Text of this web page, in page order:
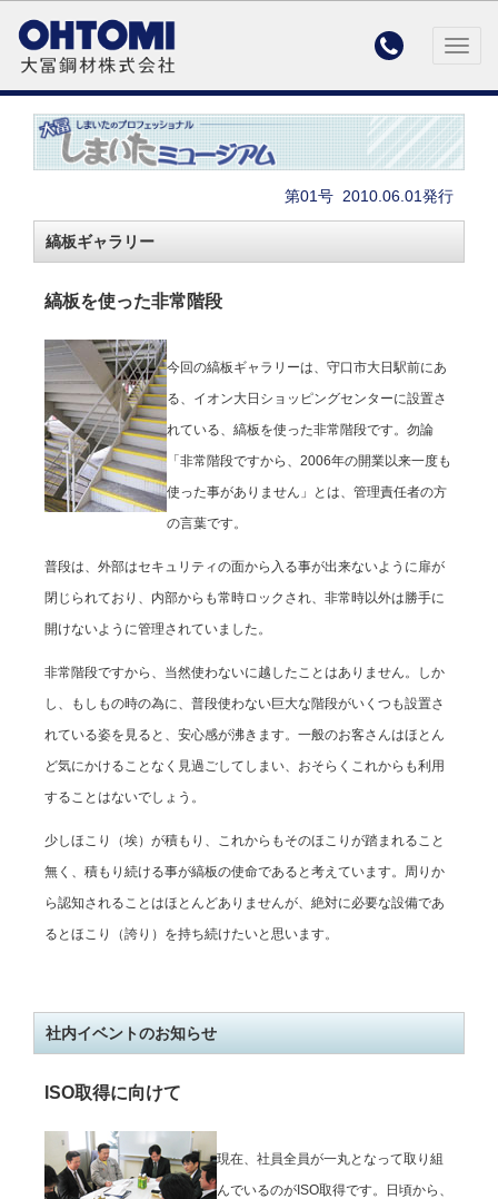

第01号 2010.06.01発行
縞板ギャラリー
縞板を使った非常階段
今回の縞板ギャラリーは、守口市大日駅前にあ
る、イオン大日ショッピングセンターに設置さ
れている、縞板を使った非常階段です。勿論
「非常階段ですから、2006年の開業以来一度も
使った事がありません」とは、管理責任者の方
の言葉です。
普段は、外部はセキュリティの面から入る事が出来ないように扉が
閉じられており、内部からも常時ロックされ、非常時以外は勝手に
開けないように管理されていました。
非常階段ですから、当然使わないに越したことはありません。しか
し、もしもの時の為に、普段使わない巨大な階段がいくつも設置さ
れている姿を見ると、安心感が沸きます。一般のお客さんはほとん
ど気にかけることなく見過ごしてしまい、おそらくこれからも利用
することはないでしょう。
少しほこり（埃）が積もり、これからもそのほこりが踏まれること
無く、積もり続ける事が縞板の使命であると考えています。周りか
ら認知されることはほとんどありませんが、絶対に必要な設備であ
るとほこり（誇り）を持ち続けたいと思います。
社内イベントのお知らせ
ISO取得に向けて
現在、社員全員が一丸となって取り組
んでいるのがISO取得です。日頃から、